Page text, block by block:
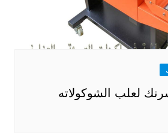
لعلب الشوكولاته